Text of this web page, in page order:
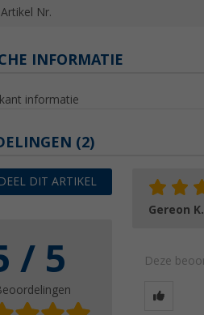
Nr.
INFORMATIE
informatie
(2)
DIT ARTIKEL
/ 5
Gereon K.
Deze